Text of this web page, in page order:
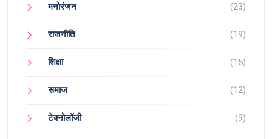
मनोरंजन (23)
राजनीति (19)
शिक्षा (15)
समाज (12)
टेक्नोलॉजी (9)